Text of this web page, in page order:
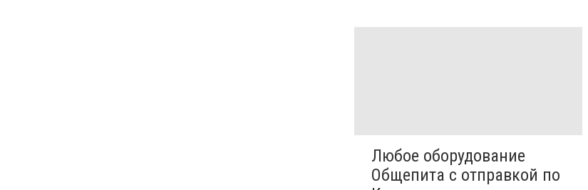
Любое оборудование
Общепита с отправкой по